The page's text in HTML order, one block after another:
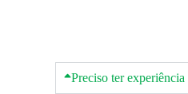
Preciso ter